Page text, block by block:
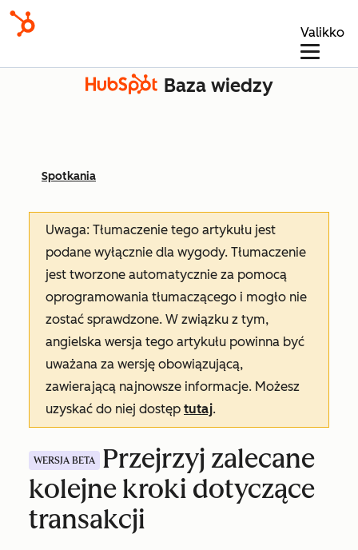
Valikko
Baza wiedzy
Spotkania
Uwaga: Tłumaczenie tego artykułu jest
podane wyłącznie dla wygody. Tłumaczenie
jest tworzone automatycznie za pomocą
oprogramowania tłumaczącego i mogło nie
zostać sprawdzone. W związku z tym,
angielska wersja tego artykułu powinna być
uważana za wersję obowiązującą,
zawierającą najnowsze informacje. Możesz
uzyskać do niej dostęp tutaj.
WERSJA BETA
Przejrzyj zalecane
kolejne kroki dotyczące
transakcji